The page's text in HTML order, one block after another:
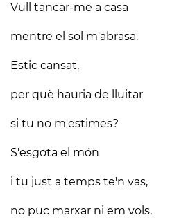
Vull tancar-me a casa
mentre el sol m'abrasa.
Estic cansat,
per què hauria de lluitar
si tu no m'estimes?
S'esgota el món
i tu just a temps te'n vas,
no puc marxar ni em vols,